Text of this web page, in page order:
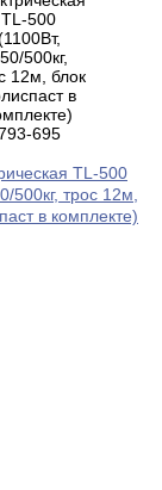
TL-500
500кг, трос 12м,
в комплекте)